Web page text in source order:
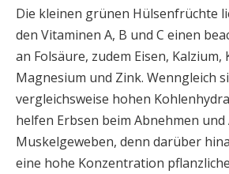
Die kleinen grünen Hülsenfrüchte
den Vitaminen A, B und C einen
an Folsäure, zudem Eisen, Kalzium,
Magnesium und Zink. Wenngleich
vergleichsweise hohen
helfen Erbsen beim Abnehmen
Muskelgeweben, denn darüber
eine hohe Konzentration